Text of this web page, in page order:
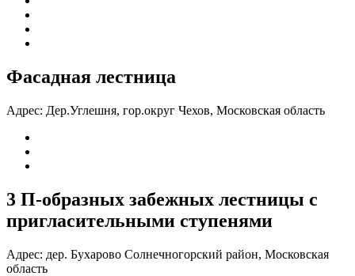
Фасадная лестница
Адрес: Дер.Углешня, гор.округ Чехов, Московская область
3 П-образных забежных лестницы с
пригласительными ступенями
Адрес: дер. Бухарово Солнечногорский район, Московская
область